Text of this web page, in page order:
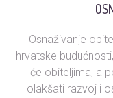
Osnaživanje
hrvatske
će obiteljima, a
olakšati razvoj i